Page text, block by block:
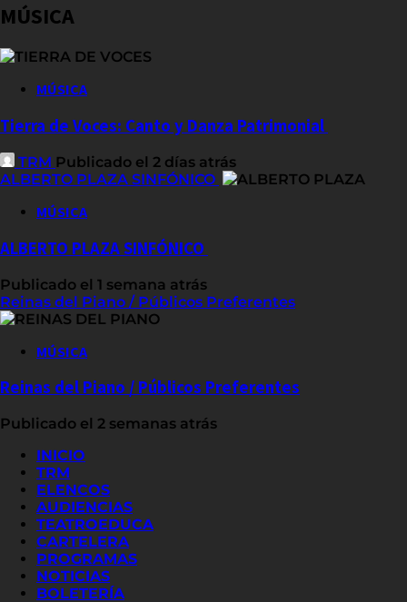
MÚSICA
MÚSICA
Tierra de Voces: Canto y Danza Patrimonial
TRM Publicado el 2 días atrás
ALBERTO PLAZA SINFÓNICO
MÚSICA
ALBERTO PLAZA SINFÓNICO
Publicado el 1 semana atrás
Reinas del Piano / Públicos Preferentes
MÚSICA
Reinas del Piano / Públicos Preferentes
Publicado el 2 semanas atrás
INICIO
TRM
ELENCOS
AUDIENCIAS
TEATROEDUCA
CARTELERA
PROGRAMAS
NOTICIAS
BOLETERÍA